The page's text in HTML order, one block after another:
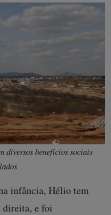
diversos benefícios sociais
infância, Hélio tem
direita, e foi